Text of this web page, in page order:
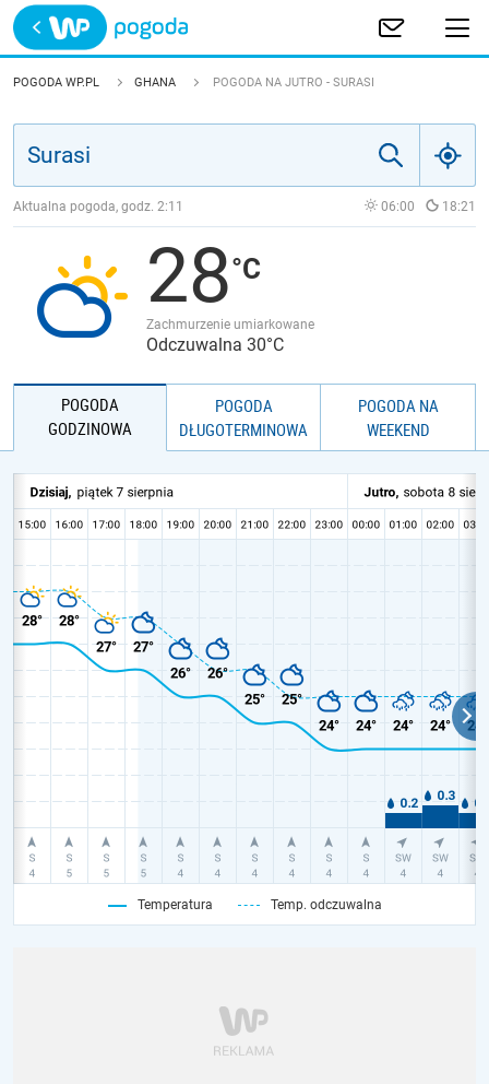
Trwa ładowanie
POLSKA
JAKOŚĆ POWIETRZA
POGODA WP.PL GHANA POGODA NA JUTRO - SURASI
Aktualna pogoda, godz. 2:11 06:00 18:21
28
Zachmurzenie umiarkowane
Odczuwalna 30°C
POGODA
GODZINOWA
POGODA
DŁUGOTERMINOWA
POGODA NA
WEEKEND
Temperatura Temp. odczuwalna